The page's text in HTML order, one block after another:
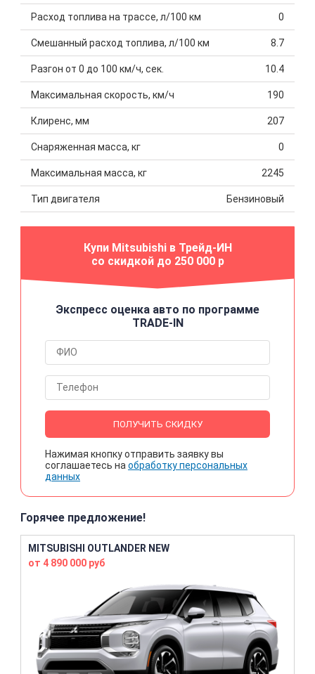
Расход топлива на трассе, л/100 км 0
Смешанный расход топлива, л/100 км 8.7
Разгон от 0 до 100 км/ч, сек. 10.4
Максимальная скорость, км/ч 190
Клиренс, мм 207
Снаряженная масса, кг 0
Максимальная масса, кг 2245
Тип двигателя Бензиновый
Купи Mitsubishi в Трейд-ИН
со скидкой до 250 000 р
Экспресс оценка авто по программе
TRADE-IN
ПОЛУЧИТЬ СКИДКУ
Нажимая кнопку отправить заявку вы
соглашаетесь на обработку персональных
данных
Горячее предложение!
MITSUBISHI OUTLANDER NEW
от 4 890 000 руб